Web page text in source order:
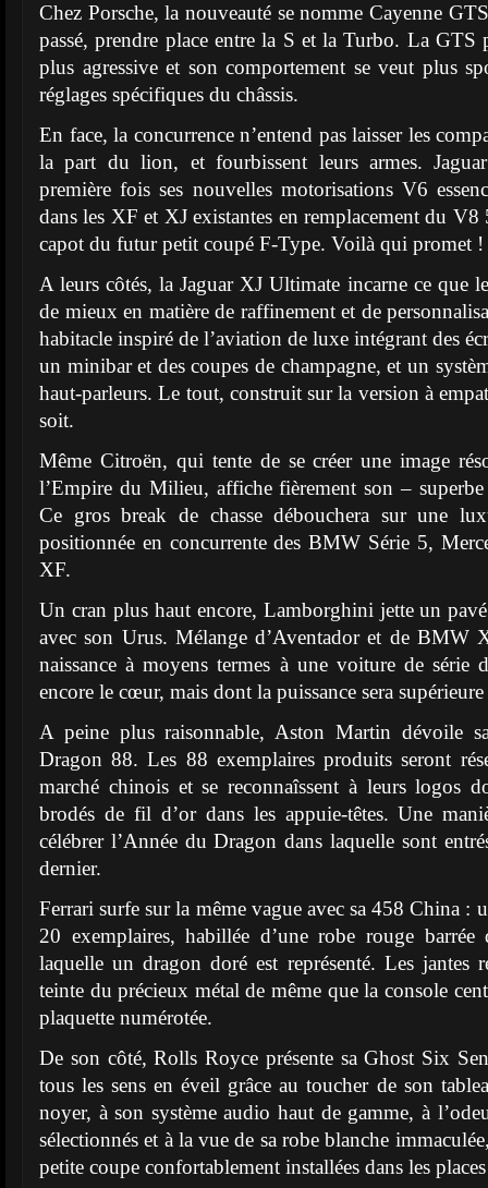
Chez Porsche, la nouveauté se nomme Cayenne
passé, prendre place entre la S et la Turbo. La GTS
plus agressive et son comportement se veut plus
réglages spécifiques du châssis.
En face, la concurrence n’entend pas laisser les
la part du lion, et fourbissent leurs armes.
première fois ses nouvelles motorisations V6
dans les XF et XJ existantes en remplacement du V8
capot du futur petit coupé F-Type. Voilà qui promet !
A leurs côtés, la Jaguar XJ Ultimate incarne ce que
de mieux en matière de raffinement et de
habitacle inspiré de l’aviation de luxe intégrant des
un minibar et des coupes de champagne, et un
haut-parleurs. Le tout, construit sur la version à
soit.
Même Citroën, qui tente de se créer une image
l’Empire du Milieu, affiche fièrement son –
Ce gros break de chasse débouchera sur une
positionnée en concurrente des BMW Série 5,
XF.
Un cran plus haut encore, Lamborghini jette un
avec son Urus. Mélange d’Aventador et de BMW
naissance à moyens termes à une voiture de série
encore le cœur, mais dont la puissance sera
A peine plus raisonnable, Aston Martin dévoile
Dragon 88. Les 88 exemplaires produits seront
marché chinois et se reconnaîssent à leurs logos
brodés de fil d’or dans les appuie-têtes. Une
célébrer l’Année du Dragon dans laquelle sont
dernier.
Ferrari surfe sur la même vague avec sa 458 China :
20 exemplaires, habillée d’une robe rouge barrée
laquelle un dragon doré est représenté. Les jantes
teinte du précieux métal de même que la console
plaquette numérotée.
De son côté, Rolls Royce présente sa Ghost Six
tous les sens en éveil grâce au toucher de son
noyer, à son système audio haut de gamme, à
sélectionnés et à la vue de sa robe blanche
petite coupe confortablement installées dans les